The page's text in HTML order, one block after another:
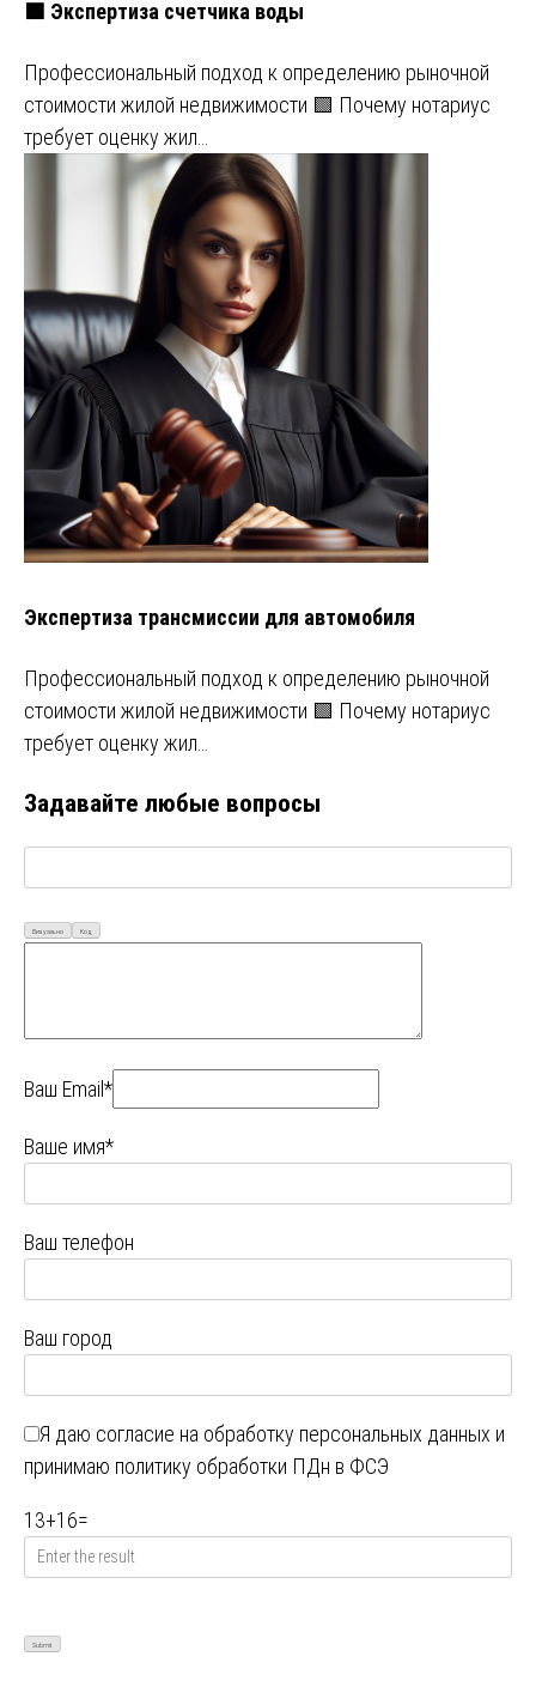
🟩 Экспертиза счетчика воды
Профессиональный подход к определению рыночной
стоимости жилой недвижимости 🟩 Почему нотариус
требует оценку жил…
Экспертиза трансмиссии для автомобиля
Профессиональный подход к определению рыночной
стоимости жилой недвижимости 🟩 Почему нотариус
требует оценку жил…
Задавайте любые вопросы
Визуально Код
Ваш Email*
Ваше имя*
Ваш телефон
Ваш город
Я даю согласие на обработку персональных данных и
принимаю политику обработки ПДн в ФСЭ
13+16=